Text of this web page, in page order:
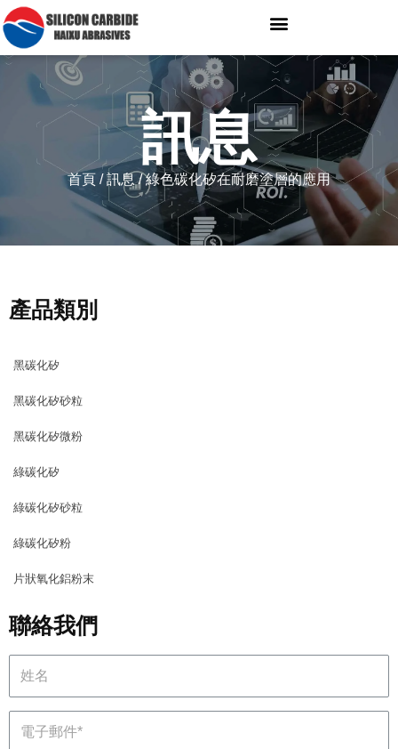
訊息
首頁 /訊息/ 綠色碳化矽在耐磨塗層的應用
產品類別
黑碳化矽
黑碳化矽砂粒
黑碳化矽微粉
綠碳化矽
綠碳化矽砂粒
綠碳化矽粉
片狀氧化鋁粉末
聯絡我們